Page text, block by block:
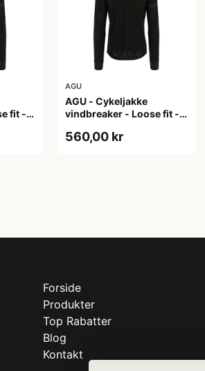
fit -
AGU
AGU - Cykeljakke
vindbreaker - Loose fit -
560,00 kr
Forside
Produkter
Top Rabatter
Blog
Kontakt